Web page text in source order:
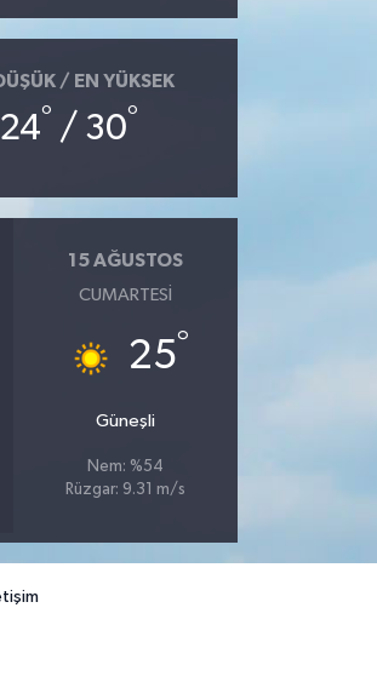
/ EN YÜKSEK
24° / 30°
15 AĞUSTOS
CUMARTESI
25°
Güneşli
Nem: %54
Rüzgar: 9.31 m/s